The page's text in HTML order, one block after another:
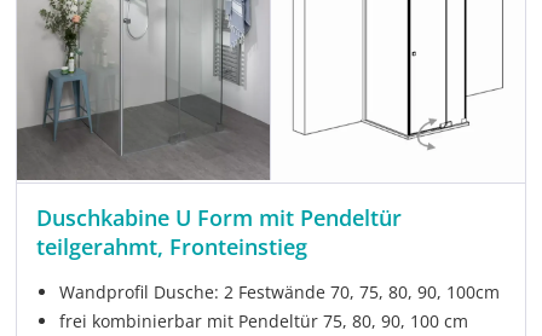
Duschkabine U Form mit Pendeltür
teilgerahmt, Fronteinstieg
Wandprofil Dusche: 2 Festwände 70, 75, 80, 90, 100cm
frei kombinierbar mit Pendeltür 75, 80, 90, 100 cm